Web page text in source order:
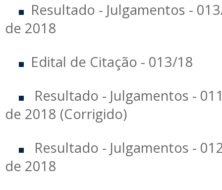
Resultado - Julgamentos -
de 2018
Edital de Citação - 013/18
Resultado - Julgamentos -
de 2018 (Corrigido)
Resultado - Julgamentos -
de 2018